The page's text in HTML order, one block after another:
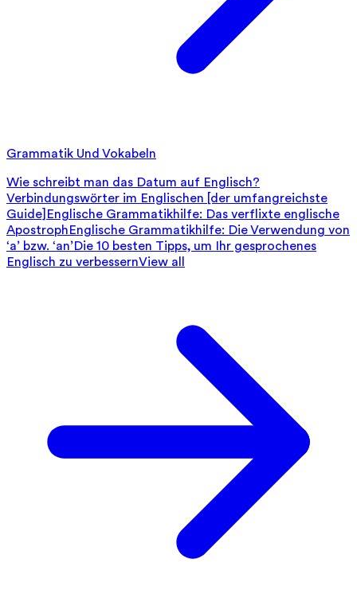
Grammatik Und Vokabeln
Wie schreibt man das Datum auf Englisch?
Verbindungswörter im Englischen [der umfangreichste
Guide] Englische Grammatikhilfe: Das verflixte englische
ApostrophEnglische Grammatikhilfe: Die Verwendung von
‘a’ bzw. ‘an’Die 10 besten Tipps, um Ihr gesprochenes
Englisch zu verbessernView all